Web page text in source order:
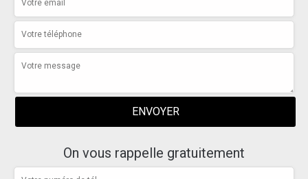
On vous rappelle gratuitement